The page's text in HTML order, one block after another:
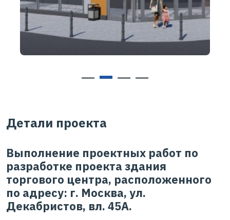
Детали проекта
Выполнение проектных работ по
разработке проекта здания
торгового центра, расположенного
по адресу: г. Москва, ул.
Декабристов, вл. 45А.